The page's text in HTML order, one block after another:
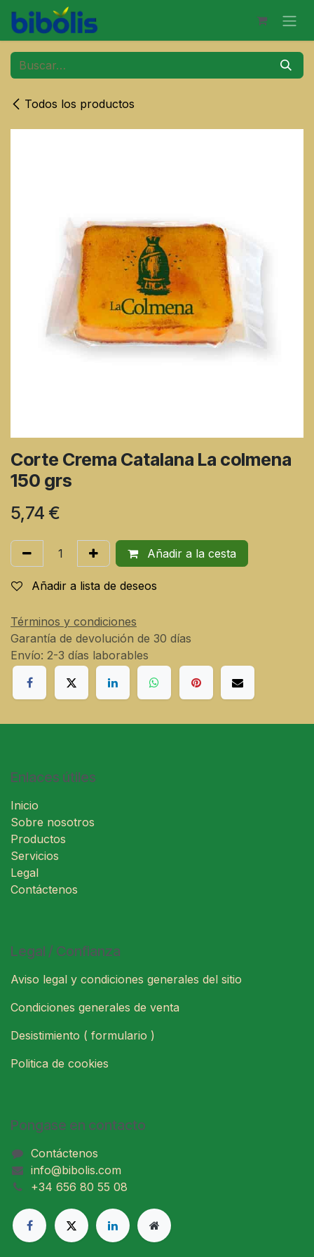
Ir al contenido
Todos los productos
Corte Crema Catalana La colmena
150 grs
5,74 €
Añadir a la cesta
Añadir a lista de deseos
Términos y condiciones
Garantía de devolución de 30 días
Envío: 2-3 días laborables
Enlaces útiles
Inicio
Sobre nosotros
Productos
Servicios
Legal
Contáctenos
Legal / Confianza
Aviso legal y condiciones generales del sitio
Condiciones generales de venta
Desistimiento ( formulario )
Politica de cookies
Pongase en contacto
Contáctenos
info@bibolis.com
+34 656 80 55 08